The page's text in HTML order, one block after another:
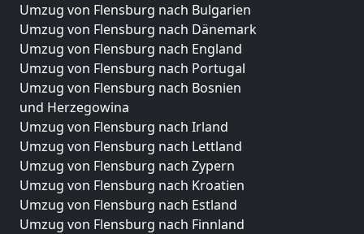
Umzug von Flensburg nach Bulgarien
Umzug von Flensburg nach Dänemark
Umzug von Flensburg nach England
Umzug von Flensburg nach Portugal
Umzug von Flensburg nach Bosnien
und Herzegowina
Umzug von Flensburg nach Irland
Umzug von Flensburg nach Lettland
Umzug von Flensburg nach Zypern
Umzug von Flensburg nach Kroatien
Umzug von Flensburg nach Estland
Umzug von Flensburg nach Finnland